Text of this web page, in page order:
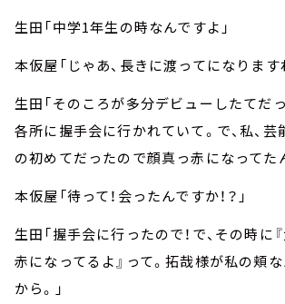
生田「中学1年生の時なんですよ」
本仮屋「じゃあ、長きに渡ってになりますね
生田「そのころが多分デビューしたてだっ
各所に握手会に行かれていて。で、私、芸
の初めてだったので顔真っ赤になってた
本仮屋「待って！会ったんですか！？」
生田「握手会に行ったので！で、その時に
赤になってるよ』って。拓哉様が私の頬
から。」